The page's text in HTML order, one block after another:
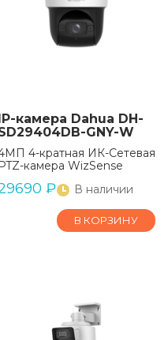
камера Dahua DH-
GNY-W
4-кратная ИК-Сетевая
PTZ-камера WizSense
₽ В наличии
В КОРЗИНУ